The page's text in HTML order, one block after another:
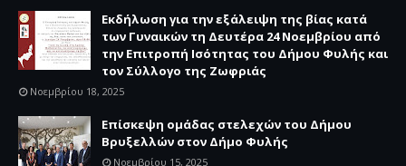
Εκδήλωση για την εξάλειψη της βίας κατά
των Γυναικών τη Δευτέρα 24 Νοεμβρίου από
την Επιτροπή Ισότητας του Δήμου Φυλής και
τον Σύλλογο της Ζωφριάς
Νοεμβρίου 18, 2025
Επίσκεψη ομάδας στελεχών του Δήμου
Βρυξελλών στον Δήμο Φυλής
Νοεμβρίου 15, 2025